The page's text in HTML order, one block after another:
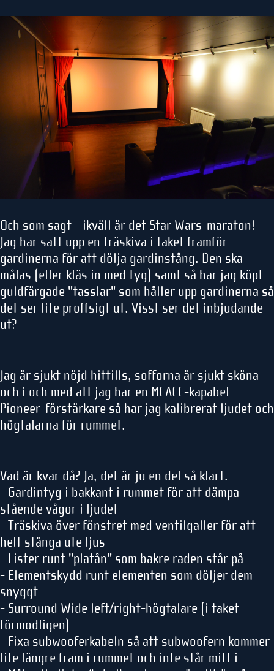
Och som sagt - ikväll är det Star Wars-maraton!
Jag har satt upp en träskiva i taket framför
gardinerna för att dölja gardinstång. Den ska
målas (eller kläs in med tyg) samt så har jag köpt
guldfärgade "tasslar" som håller upp gardinerna så
det ser lite proffsigt ut. Visst ser det inbjudande
ut?
Jag är sjukt nöjd hittills, sofforna är sjukt sköna
och i och med att jag har en MCACC-kapabel
Pioneer-förstärkare så har jag kalibrerat ljudet och
högtalarna för rummet.
Vad är kvar då? Ja, det är ju en del så klart.
- Gardintyg i bakkant i rummet för att dämpa
stående vågor i ljudet
- Träskiva över fönstret med ventilgaller för att
helt stänga ute ljus
- Lister runt "platån" som bakre raden står på
- Elementskydd runt elementen som döljer dem
snyggt
- Surround Wide left/right-högtalare (i taket
förmodligen)
- Fixa subwooferkabeln så att subwoofern kommer
lite längre fram i rummet och inte står mitt i